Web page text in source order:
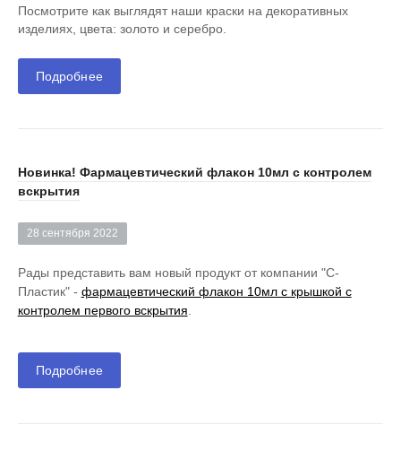
Посмотрите как выглядят наши краски на декоративных
изделиях, цвета: золото и серебро.
Подробнее
Новинка! Фармацевтический флакон 10мл с контролем
вскрытия
28 сентября 2022
Рады представить вам новый продукт от компании "С-
Пластик" - фармацевтический флакон 10мл с крышкой с
контролем первого вскрытия
Подробнее